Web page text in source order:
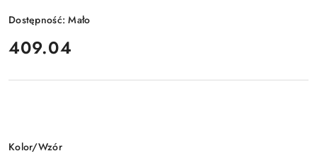
Dostępność:Mało
cena:
409.04
Wariant
Kolor/Wzór